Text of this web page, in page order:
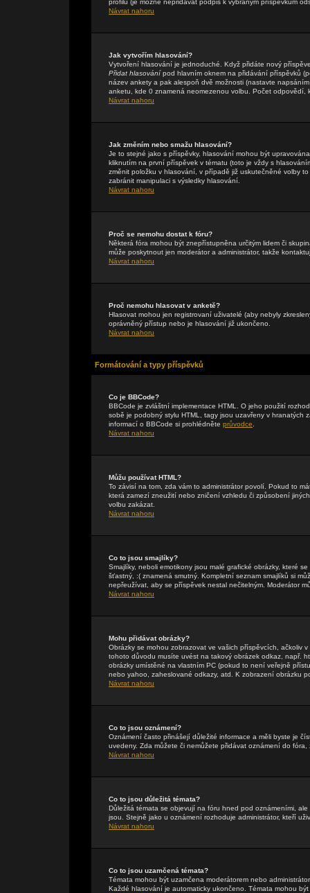
profilu (je možné nepřidávat podpis k vybraným příspěvkům
Návrat nahoru
Jak vytvořím hlasování?
Vytvoření hlasování je jednoduché. Když přidáte nový
Přidat hlasovánípod hlavním oknem na přidávání příspěvků
název ankety a pak alespoň dvě možnosti (nastavte
anketu, kde 0 znamená neomezenou volbu. Počet odpovědí,
Návrat nahoru
Jak změním nebo smažu hlasování?
Je to stejné jako s příspěvky, hlasování mohou být
kliknutím na první příspěvek v tématu (toto je vždy s
změnit položku v hlasování, v případě již uskutečněné volby
zabránit manipulaci s výsledky hlasování.
Návrat nahoru
Proč se nemohu dostat k fóru?
Některá fóra mohou být znepřístupněna určitým lidem či
může poskytnout jen moderátor a administrátor, takže
Návrat nahoru
Proč nemohu hlasovat v anketě?
Hlasovat mohou jen registrovaní uživatelé (aby nebyly
oprávněný přístup nebo je hlasování již ukončeno.
Návrat nahoru
Formátování a typy příspěvků
Co je BBCode?
BBCode je zvláštní implementace HTML. O jeho použití
sobě je podobný stylu HTML, tagy jsou uzavřeny v
informací o BBCode si prohlédněte průvodce
Návrat nahoru
Můžu používat HTML?
To závisí na tom, zda vám to administrátor povolí. Pokud to
která zamezí zneužití nebo zničení vzhledu či způsobení
volbu zakázat.
Návrat nahoru
Co to jsou smajlíky?
Smajlíky, neboli emotikony jsou malé grafické obrázky, které
šťastný, :( znamená smutný. Kompletní seznam smajlíků si
nepřeužívat, aby se příspěvek nestal nečitelným. Moderátor
Návrat nahoru
Mohu přidávat obrázky?
Obrázky se mohou zobrazovat ve vašich příspěvcích, ačkoliv
tohoto důvodu musíte uvést na takový obrázek odkaz, např.
obrázky umístěné na vlastním PC (pokud to není veřejně
nebo yahoo, zaheslované odkazy, atd. K zobrazení obrázku
Návrat nahoru
Co to jsou oznámení?
Oznámení často přinášejí důležité informace a měli byste je
uvedeny. Zda můžete či nemůžete přidávat oznámení do
Návrat nahoru
Co to jsou důležitá témata?
Důležitá témata se objevují na fóru hned pod oznámeními,
jsou. Stejně jako u oznámení rozhoduje administrátor, kteří
Návrat nahoru
Co to jsou uzamčená témata?
Témata mohou být uzamčena moderátorem nebo
Každé hlasování je automaticky ukončeno. Témata mohou